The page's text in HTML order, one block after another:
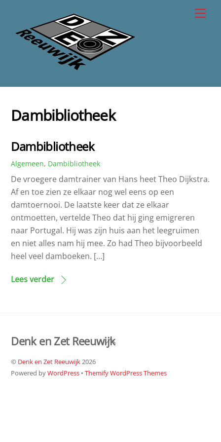
content
Dambibliotheek
Dambibliotheek
Algemeen, Dambibliotheek
De vroegere damtrainer van Hans heet Theo Dijkstra.
Af en toe zien ze elkaar nog wel eens op een
damtoernooi. De laatste keer dat ze elkaar
ontmoetten, vertelde Theo dat hij ging emigreren
naar Portugal. Hij was zijn huis aan het leegruimen
en niet alles nam hij mee. Zo had Theo bijvoorbeeld
heel veel damboeken. […]
Lees verder
Back
Denk en Zet Reeuwijk
© Denk en Zet Reeuwijk2026
Powered byWordPress •Themify WordPress Themes